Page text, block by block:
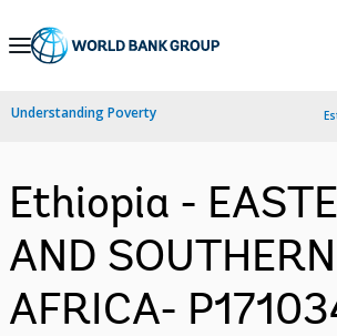
Skip
Navigation
Understanding Poverty
Ethiopia -
AND SOUTHERN
AFRICA-